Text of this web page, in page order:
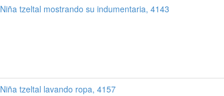
Niña tzeltal mostrando su indumentaria, 4143
Niña tzeltal lavando ropa, 4157